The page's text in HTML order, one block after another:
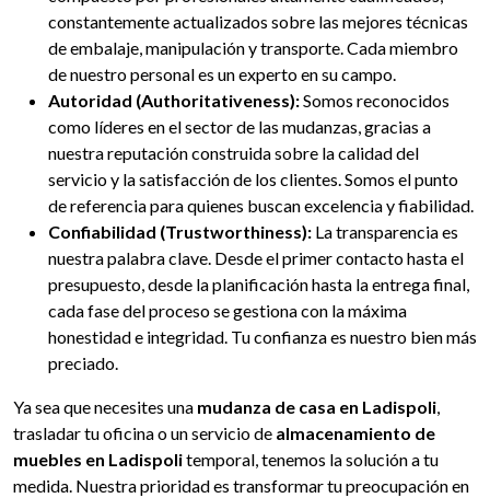
constantemente actualizados sobre las mejores técnicas
de embalaje, manipulación y transporte. Cada miembro
de nuestro personal es un experto en su campo.
Autoridad (Authoritativeness):Somos reconocidos
como líderes en el sector de las mudanzas, gracias a
nuestra reputación construida sobre la calidad del
servicio y la satisfacción de los clientes. Somos el punto
de referencia para quienes buscan excelencia y fiabilidad.
Confiabilidad (Trustworthiness): La transparencia es
nuestra palabra clave. Desde el primer contacto hasta el
presupuesto, desde la planificación hasta la entrega final,
cada fase del proceso se gestiona con la máxima
honestidad e integridad. Tu confianza es nuestro bien más
preciado.
Ya sea que necesites una mudanza de casa en Ladispoli,
trasladar tu oficina o un servicio de almacenamiento de
muebles en Ladispolitemporal, tenemos la solución a tu
medida. Nuestra prioridad es transformar tu preocupación en